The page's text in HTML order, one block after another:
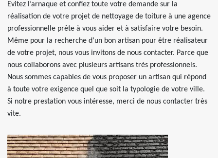
Evitez l’arnaque et confiez toute votre demande sur la
réalisation de votre projet de nettoyage de toiture à une agence
professionnelle prête à vous aider et à satisfaire votre besoin.
Même pour la recherche d’un bon artisan pour être réalisateur
de votre projet, nous vous invitons de nous contacter. Parce que
nous collaborons avec plusieurs artisans très professionnels.
Nous sommes capables de vous proposer un artisan qui répond
à toute votre exigence quel que soit la typologie de votre ville.
Si notre prestation vous intéresse, merci de nous contacter très
vite.